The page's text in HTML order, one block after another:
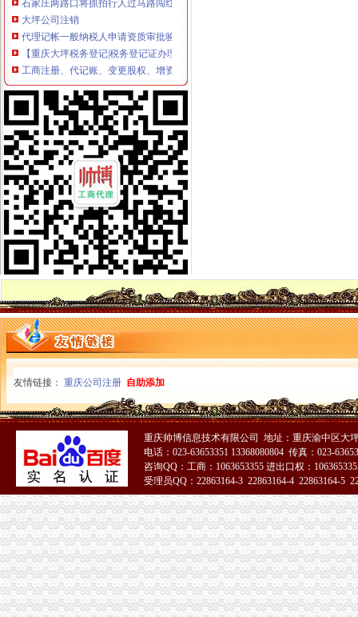
大坪公司注销
代理记帐一般纳税人申请资质审批验资-重庆渝中大坪公司注册-分类
【重庆大坪税务登记|税务登记证办理|代理税务登记】-重庆赶集网
工商注册、代记账、变更股权、增资-重庆渝中大坪公司注册-分类168
重庆一周要闻：北部新区撤销大坪百盛3月关店_第2页_新闻中心_赢商
【重庆渝中区公司注册营业执照0元代办】-渝中大坪易登网
广东省普宁市供销社集团大坪公司建材门市_【信用信息_诉讼信息_财
价格,厂家,图片,公司注册、年检、变更,广州大坪企业管理有限
没有教育资格证还在非法支教_重庆市公开信箱
重庆一般纳税人申请：重庆沙坪坝渝中区大坪注册公司/工商代办/兼职
【58同城】重庆渝中大坪专项审批_专项审计_专项审批代理公司
渝中区公司注销流程
重庆代办公司_代理公司注册_工商登记_分公司_个体工商_代账报税_
重庆招聘工商外勤人员_重庆慢牛众创企业服务有限公司招聘-汇博网
重庆市计算机招聘-107个职位|Jooble
【品牌经理招聘】重庆诺玛时裳商贸有限公司新招聘信息-聘网
《建造师注册流程》_优秀范文十篇
分分送金可提款>>>分分送金可提款全资子公司注销后实收资
重庆渝中区个既有住宅加装电梯项目开工_社会新闻_大众网
虚构募公司还配备诈骗指南23人团伙骗809万_新浪重庆新闻_新浪重
可上门签约_重庆公司注册_代办公司_代理工商注册登记_分公司_个体
注销信用卡-卡宝宝网
渝中区公司注销
《营业执照注销流程》_优秀范文十篇
渝中区大坪威讯通讯器材经营部__信用档案_信用报告_信用怎么
高院肖峰法官家授权本公号以案析法：非持股关联公司之间公司人
重庆公告遗失刊登服务网——2013.5.16.重庆资格证遗失登报、重庆营
餐饮类·重庆晨报数字报
【北京京翰英才教育科技有限公司渝中分公司2017新招聘信息】_
【广安审计_广安审计公司】-广安百姓网
90%创业者不知在重庆注册公司需要准备哪些材料？_搜狐社会_搜狐网
公司注销
【西城公司怎么注销,西城公司注销流程,】-其他-北京赶集网
【58同城】保定公司注销服务_公司注销代理_公司注销费用
【58同城】盐城公司注销服务_公司注销代理_公司注销费用
友情链接： 重庆公司注册 自助添加
重庆帅博信息技术有限公司 地址：重庆渝中区大
电话：023-63653351 13368080804 传真：023-
咨询QQ：工商：1063653355 进出口权：
受理员QQ：22863164-3 22863164-4 22863164-5
51La